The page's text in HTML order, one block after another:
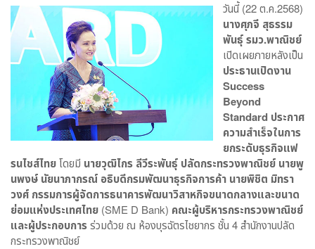
วันนี้ (22 ต.ค.2568)
นางศุภจี สุธรรม
พันธุ์ รมว.พาณิชย์
เปิดเผยภายหลังเป็น
ประธานเปิดงาน
Success
Beyond
Standard ประกาศ
ความสำเร็จในการ
ยกระดับธุรกิจแฟ
รนไชส์ไทยโดยมี นายวุฒิไกร ลีวีระพันธุ์ ปลัดกระทรวงพาณิชย์ นายพู
นพงษ์ นัยนาภากรณ์ อธิบดีกรมพัฒนาธุรกิจการค้า นายพิชิต มิทรา
วงศ์ กรรมการผู้จัดการธนาคารพัฒนาวิสาหกิจขนาดกลางและขนาด
ย่อมแห่งประเทศไทย (SME D Bank) คณะผู้บริหารกระทรวงพาณิชย์
และผู้ประกอบการร่วมด้วย ณ ห้องบุรฉัตรไชยากร ชั้น 4 สำนักงานปลัด
กระทรวงพาณิชย์